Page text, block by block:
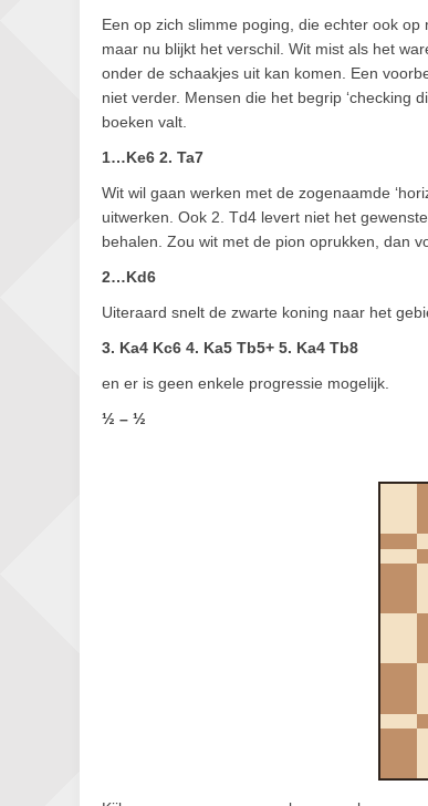
Een op zich slimme poging, die echter ook
maar nu blijkt het verschil. Wit mist als het
onder de schaakjes uit kan komen. Een
niet verder. Mensen die het begrip ‘checking
boeken valt.
1…Ke6 2. Ta7
Wit wil gaan werken met de zogenaamde
uitwerken. Ook 2. Td4 levert niet het
behalen. Zou wit met de pion oprukken, dan
2…Kd6
Uiteraard snelt de zwarte koning naar het
3. Ka4 Kc6 4. Ka5 Tb5+ 5. Ka4 Tb8
en er is geen enkele progressie mogelijk.
½ – ½